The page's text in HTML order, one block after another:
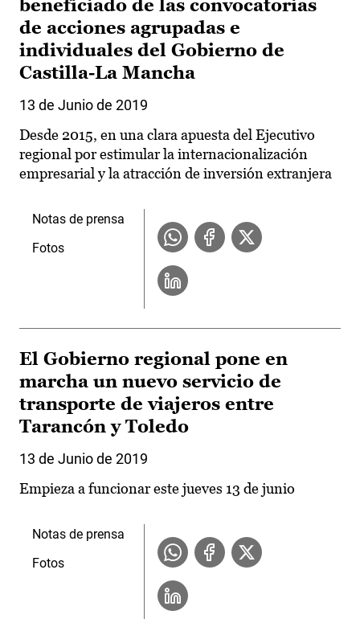
beneficiado de las convocatorias
de acciones agrupadas e
individuales del Gobierno de
Castilla-La Mancha
13 de Junio de 2019
Desde 2015, en una clara apuesta del Ejecutivo
regional por estimular la internacionalización
empresarial y la atracción de inversión extranjera
Notas de prensa
Fotos
El Gobierno regional pone en
marcha un nuevo servicio de
transporte de viajeros entre
Tarancón y Toledo
13 de Junio de 2019
Empieza a funcionar este jueves 13 de junio
Notas de prensa
Fotos